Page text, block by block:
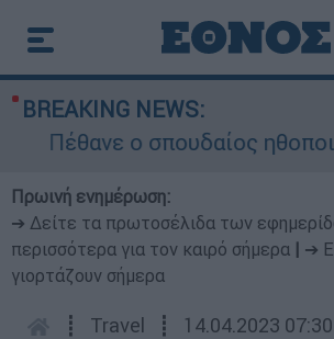
BREAKING NEWS:
Πέθανε ο σπουδαίος
Πρωινή ενημέρωση:
➔ Δείτε τα πρωτοσέλιδα των
περισσότερα για τον καιρό σήμερα
➔
γιορτάζουν σήμερα
┋ Travel ┋ 14.04.2023 07:30